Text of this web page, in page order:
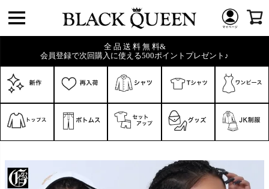
全 品 送 料 無 料&
会員登録で次回購入に使える500ポイントプレゼント♪